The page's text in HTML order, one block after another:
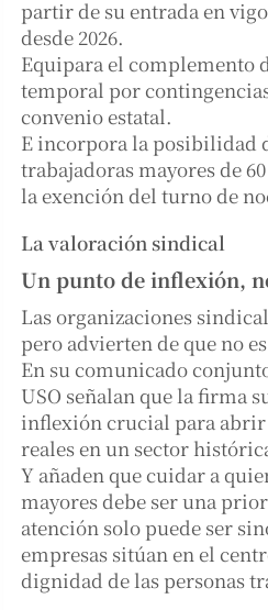
partir de su entrada en
desde 2026.
Equipara el complemento
temporal por
convenio estatal.
E incorpora la posibilidad
trabajadoras mayores de
la exención del turno de
La valoración sindical
Un punto de inflexión,
Las organizaciones
pero advierten de que no
En su comunicado
USO señalan que la firma
inflexión crucial para
reales en un sector
Y añaden que cuidar a
mayores debe ser una
atención solo puede ser
empresas sitúan en el
dignidad de las personas